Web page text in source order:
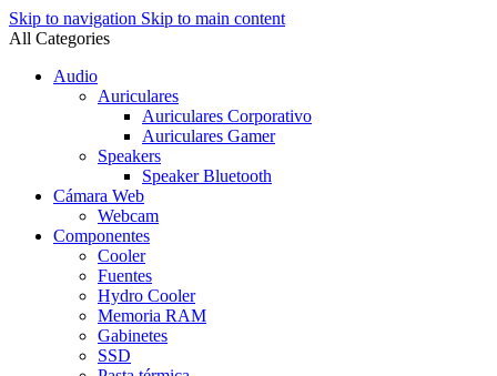
Skip to navigation Skip to main content
All Categories
Audio
Auriculares
Auriculares Corporativo
Auriculares Gamer
Speakers
Speaker Bluetooth
Cámara Web
Webcam
Componentes
Cooler
Fuentes
Hydro Cooler
Memoria RAM
Gabinetes
SSD